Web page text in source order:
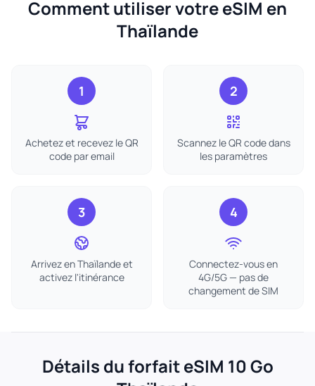
Comment utiliser votre eSIM en
Thaïlande
1
Achetez et recevez le QR
code par email
2
Scannez le QR code dans
les paramètres
3
Arrivez en Thaïlande et
activez l'itinérance
4
Connectez-vous en
4G/5G — pas de
changement de SIM
Détails du forfait eSIM 10 Go